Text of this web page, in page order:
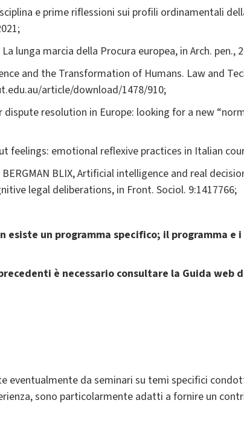
e prime riflessioni sui profili ordinamentali
lunga marcia della Procura europea, in Arch. pen.,
and the Transformation of Humans. Law and
article/download/1478/910;
dispute resolution in Europe: looking for a new
feelings: emotional reflexive practices in Italian
BERGMAN BLIX, Artificial intelligence and real
legal deliberations, in Front. Sociol. 9:1417766;
esiste un programma specifico; il programma
è necessario consultare la Guida
eventualmente da seminari su temi specifici
sono particolarmente adatti a fornire un